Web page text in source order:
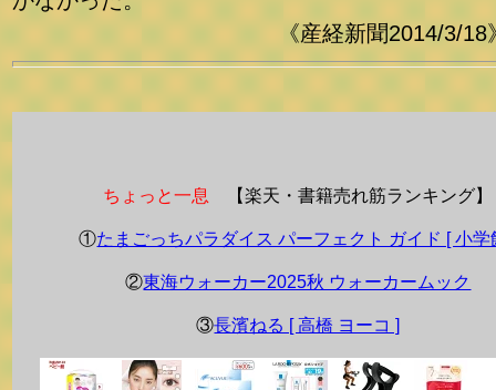
《産経新聞2014/3/18